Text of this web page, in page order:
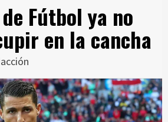
Fútbol ya no
en la cancha